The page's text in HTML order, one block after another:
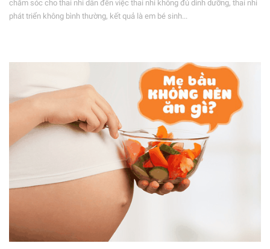
chăm sóc cho thai nhi dẫn đến việc thai nhi không đủ dinh dưỡng, thai nhi
phát triển không bình thường, kết quả là em bé sinh...